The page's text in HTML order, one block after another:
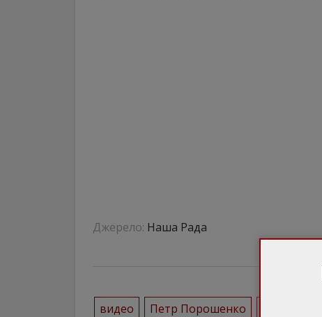
Джерело: Наша Рада
видео Петр Порошенко